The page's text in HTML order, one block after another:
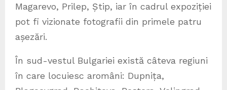
Magarevo, Prilep, Știp, iar în cadrul expoziției
pot fi vizionate fotografii din primele patru
așezări.
În sud-vestul Bulgariei există câteva regiuni
în care locuiesc aromâni: Dupnița,